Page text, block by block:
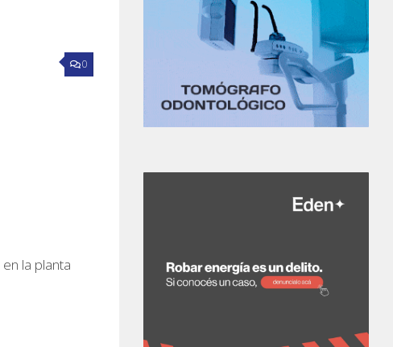
0
la planta